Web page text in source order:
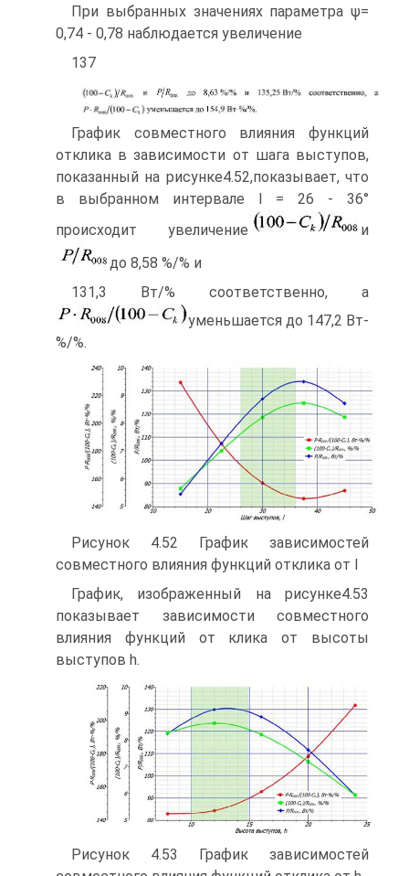
При выбранных значениях параметра ψ=
0,74 - 0,78 наблюдается увеличение
137
График совместного влияния функций
отклика в зависимости от шага высту­пов,
показанный на рисунке4.52,показывает, что
в выбранном интервале l = 26 - 36°
происходит увеличение
и
до 8,58 %/% и
131,3 Вт/% соответственно, а
уменьшается до 147,2 Вт-
%/%.
Рисунок 4.52 График зависимостей
совместного влияния функций отклика от l
График, изображенный на рисунке4.53
показывает зависимости совместного
влияния функций от клика от высоты
выступов h.
Рисунок 4.53 График зависимостей